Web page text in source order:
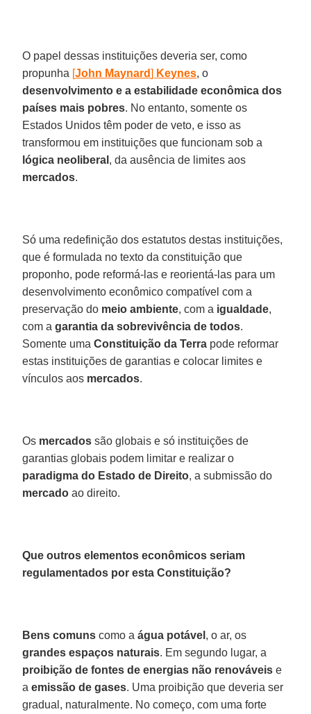
O papel dessas instituições deveria ser, como
propunha [John Maynard] Keynes, o
desenvolvimento e a estabilidade econômica dos
países mais pobres. No entanto, somente os
Estados Unidos têm poder de veto, e isso as
transformou em instituições que funcionam sob a
lógica neoliberal , da ausência de limites aos
mercados.
Só uma redefinição dos estatutos destas instituições,
que é formulada no texto da constituição que
proponho, pode reformá-las e reorientá-las para um
desenvolvimento econômico compatível com a
preservação do meio ambiente, com a igualdade,
com agarantia da sobrevivência de todos.
Somente umaConstituição da Terra pode reformar
estas instituições de garantias e colocar limites e
vínculos aos mercados.
Os mercados são globais e só instituições de
garantias globais podem limitar e realizar o
paradigma do Estado de Direito, a submissão do
mercado ao direito.
Que outros elementos econômicos seriam
regulamentados por esta Constituição?
Bens comuns como aágua potável , o ar, os
grandes espaços naturais. Em segundo lugar, a
proibição de fontes de energias não renováveis e
aemissão de gases. Uma proibição que deveria ser
gradual, naturalmente. No começo, com uma forte